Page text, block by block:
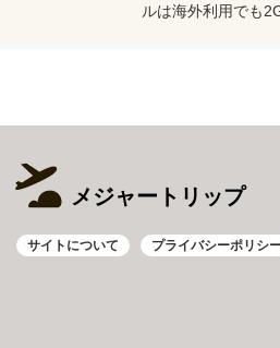
ルは海外利用でも
メジャートリップ
サイトについて プライバシーポリシ